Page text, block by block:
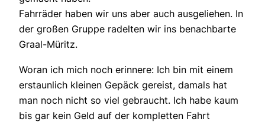
Fahrräder haben wir uns aber auch ausgeliehen. In
der großen Gruppe radelten wir ins benachbarte
Graal-Müritz.
Woran ich mich noch erinnere: Ich bin mit einem
erstaunlich kleinen Gepäck gereist, damals hat
man noch nicht so viel gebraucht. Ich habe kaum
bis gar kein Geld auf der kompletten Fahrt